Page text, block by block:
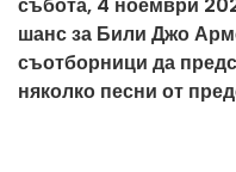
събота, 4 ноември
шанс за Били Джо
съотборници да
няколко песни от